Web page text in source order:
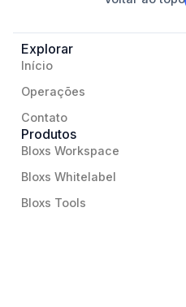
Explorar
Início
Operações
Contato
Produtos
Bloxs Workspace
Bloxs Whitelabel
Bloxs Tools